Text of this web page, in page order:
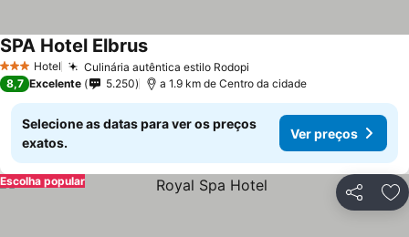
3 EstrelasHotel Culinária autêntica estilo Rodopi
SPA Hotel ElbrusVer preços
8,7 Excelente 5.250 a 1.9 km de Centro da cidade
Selecione as datas para ver os preços
exatos.
Ver preços
Partilhar
Escolha popular